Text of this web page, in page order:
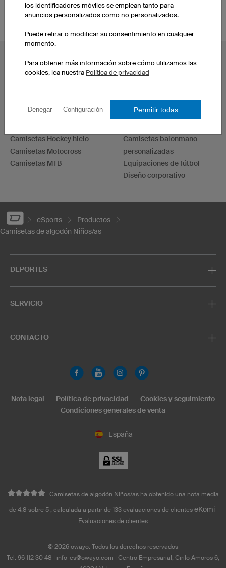
TEMAS POPULARES
Maillots ciclismo
Camisetas running
Camisetas Hockey hielo
Camisetas Motocross
Camisetas MTB
Camisetas eSport
Camisetas
personalizadas
Camisetas balonmano
personalizadas
Equipaciones de fútbol
Diseño corporativo
eSports
Productos
Camisetas de algodón Niños/as
DEPORTES
SERVICIO
CONTACTO
España
Nota legal Política de privacidad
Cookies y seguimiento
Condiciones generales de venta
Camisetas de algodón Niños/as ha obtenido una nota media
de 4.8 sobre 5 , calculada a partir de 133 evaluaciones de clientes eKomi-
Evaluaciones de clientes
© 2026 owayo. Todos los derechos reservados
Tel: 96 112 30 48
info-es@owayo.com | Centro Empresarial, Cirilo Amorós 6,
los identificadores móviles se emplean tanto para
anuncios personalizados como no personalizados.
Puede retirar o modificar su consentimiento en cualquier
momento.
Para obtener más información sobre cómo utilizamos las
cookies, lea nuestra Política de privacidad
Denegar Configuración Permitir todas